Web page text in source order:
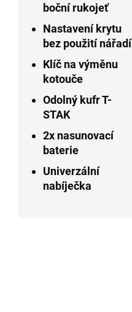
boční rukojeť
Nastavení krytu
bez použití nářadí
Klíč na výměnu
kotouče
Odolný kufr T-
STAK
2x nasunovací
baterie
Univerzální
nabíječka